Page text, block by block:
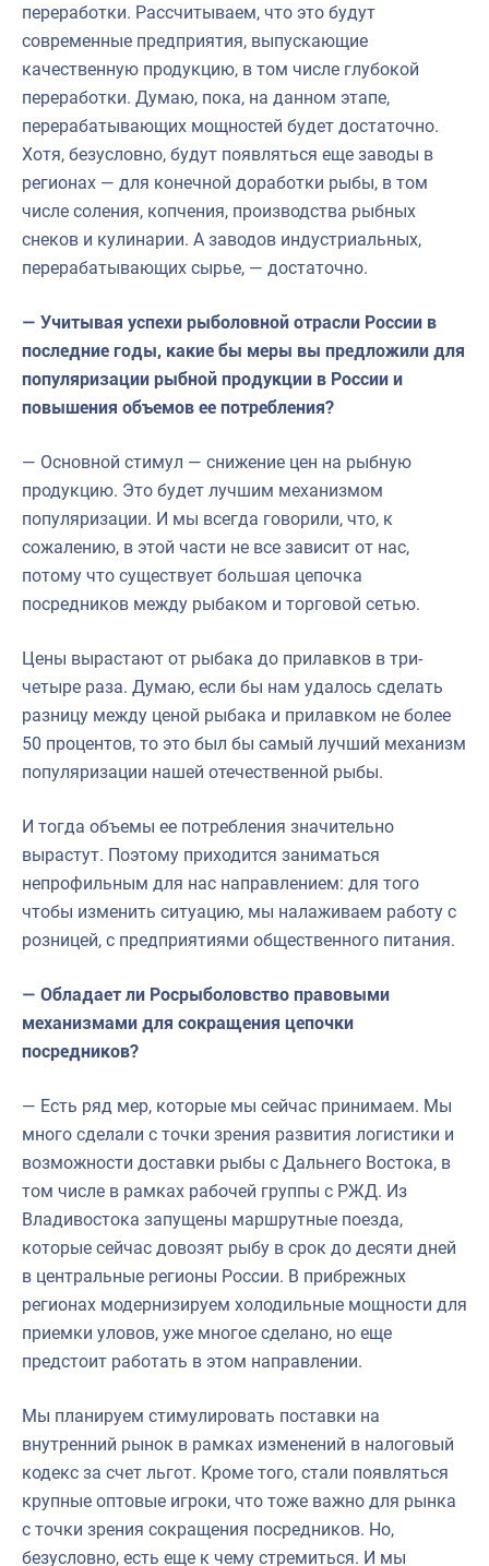
переработки. Рассчитываем, что это будут
современные предприятия, выпускающие
качественную продукцию, в том числе глубокой
переработки. Думаю, пока, на данном этапе,
перерабатывающих мощностей будет достаточно.
Хотя, безусловно, будут появляться еще заводы в
регионах — для конечной доработки рыбы, в том
числе соления, копчения, производства рыбных
снеков и кулинарии. А заводов индустриальных,
перерабатывающих сырье, — достаточно.
— Учитывая успехи рыболовной отрасли России в
последние годы, какие бы меры вы предложили для
популяризации рыбной продукции в России и
повышения объемов ее потребления?
— Основной стимул — снижение цен на рыбную
продукцию. Это будет лучшим механизмом
популяризации. И мы всегда говорили, что, к
сожалению, в этой части не все зависит от нас,
потому что существует большая цепочка
посредников между рыбаком и торговой сетью.
Цены вырастают от рыбака до прилавков в три-
четыре раза. Думаю, если бы нам удалось сделать
разницу между ценой рыбака и прилавком не более
50 процентов, то это был бы самый лучший механизм
популяризации нашей отечественной рыбы.
И тогда объемы ее потребления значительно
вырастут. Поэтому приходится заниматься
непрофильным для нас направлением: для того
чтобы изменить ситуацию, мы налаживаем работу с
розницей, с предприятиями общественного питания.
— Обладает ли Росрыболовство правовыми
механизмами для сокращения цепочки
посредников?
— Есть ряд мер, которые мы сейчас принимаем. Мы
много сделали с точки зрения развития логистики и
возможности доставки рыбы с Дальнего Востока, в
том числе в рамках рабочей группы с РЖД. Из
Владивостока запущены маршрутные поезда,
которые сейчас довозят рыбу в срок до десяти дней
в центральные регионы России. В прибрежных
регионах модернизируем холодильные мощности для
приемки уловов, уже многое сделано, но еще
предстоит работать в этом направлении.
Мы планируем стимулировать поставки на
внутренний рынок в рамках изменений в налоговый
кодекс за счет льгот. Кроме того, стали появляться
крупные оптовые игроки, что тоже важно для рынка
с точки зрения сокращения посредников. Но,
безусловно, есть еще к чему стремиться. И мы